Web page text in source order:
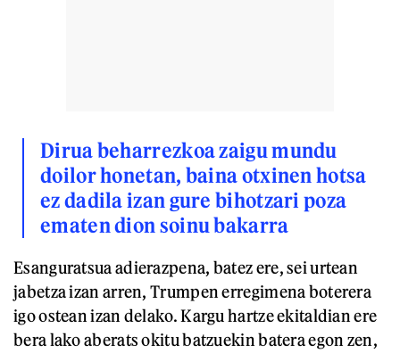
Dirua beharrezkoa zaigu mundu
doilor honetan, baina otxinen hotsa
ez dadila izan gure bihotzari poza
ematen dion soinu bakarra
Esanguratsua adierazpena, batez ere, sei urtean
jabetza izan arren, Trumpen erregimena boterera
igo ostean izan delako. Kargu hartze ekitaldian ere
bera lako aberats okitu batzuekin batera egon zen,